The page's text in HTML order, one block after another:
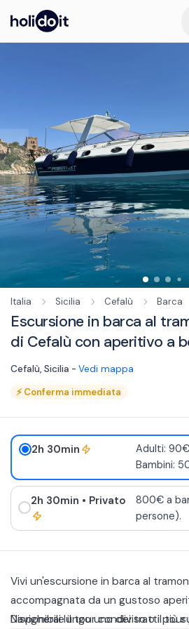
Italia Sicilia Cefalù Barca
Escursione in barca al
di Cefalù con aperitivo a
Cefalù, Sicilia - Vedi mappa
⚡Conferma immediata
2h 30min
Adulti:
Bambini:
2h 30min • Privato
800€ a
persone).
Vivi un'escursione in barca al
accompagnata da un gustoso
Disponibile il tour condiviso o il
Navigherai lungo uno dei tratti più